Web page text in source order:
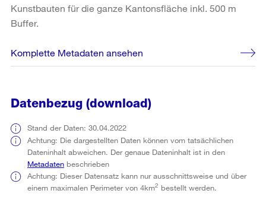
Kunstbauten für die ganze Kantonsfläche inkl. 500 m
Buffer.
Komplette Metadaten ansehen
Datenbezug (download)
Stand der Daten: 30.04.2022
Achtung: Die dargestellten Daten können vom tatsächlichen
Dateninhalt abweichen. Der genaue Dateninhalt ist in den
Metadaten beschrieben
Achtung: Dieser Datensatz kann nur ausschnittsweise und über
einem maximalen Perimeter von 4km2 bestellt werden.